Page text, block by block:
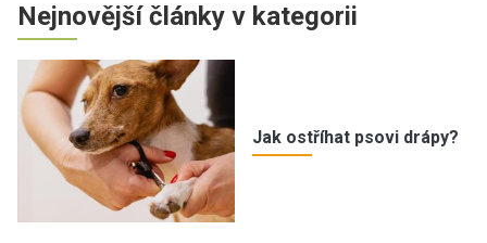
Nejnovější články v kategorii
Jak ostříhat psovi drápy?